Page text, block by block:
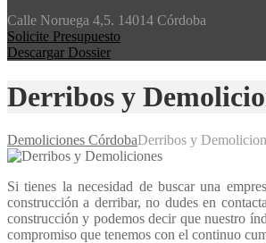
Calle Noruega 4,5. 14014 Córdoba
Solicite Presupuesto
Descargar Dossier
Derribos y
Demoliciones CórdobaDerribos y
Si tienes la necesidad de buscar una
construcción a derribar, no dudes en
construcción y podemos decir que nuestro
compromiso que tenemos con el continuo